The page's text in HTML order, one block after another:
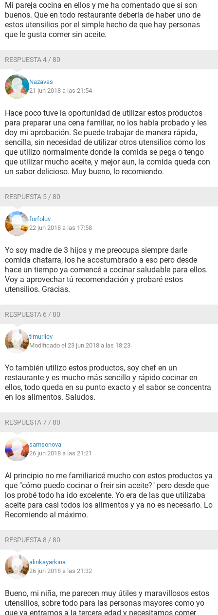
Mi pareja cocina en ellos y me ha comentado que si son
buenos. Que en todo restaurante debería de haber uno de
estos utensilios por el simple hecho de que hay personas
que le gusta comer sin aceite.
RESPUESTA 4 / 80
Nazavas
21 jun 2018 a las 21:54
Hace poco tuve la oportunidad de utilizar estos productos
para preparar una cena familiar, no los había probado y les
doy mi aprobación. Se puede trabajar de manera rápida,
sencilla, sin necesidad de utilizar otros utensilios como los
que utilizo normalmente donde la comida se pega o tengo
que utilizar mucho aceite, y mejor aun, la comida queda con
un sabor delicioso. Muy bueno, lo recomiendo.
RESPUESTA 5 / 80
forfoluv
22 jun 2018 a las 17:58
Yo soy madre de 3 hijos y me preocupa siempre darle
comida chatarra, los he acostumbrado a eso pero desde
hace un tiempo ya comencé a cocinar saludable para ellos.
Voy a aprovechar tú recomendación y probaré estos
utensilios. Gracias.
RESPUESTA 6 / 80
timurliev
Modificado el 23 jun 2018 a las 18:23
Yo también utilizo estos productos, soy chef en un
restaurante y es mucho más sencillo y rápido cocinar en
ellos, todo queda en su punto exacto y el sabor se concentra
en los alimentos. Saludos.
RESPUESTA 7 / 80
samsonova
26 jun 2018 a las 21:21
Al principio no me familiaricé mucho con estos productos ya
que "cómo puedo cocinar o freir sin aceite?" pero desde que
los probé todo ha ido excelente. Yo era de las que utilizaba
aceite para casi todos los alimentos y ya no es necesario. Lo
Recomiendo al máximo.
RESPUESTA 8 / 80
alinkayarkina
26 jun 2018 a las 21:32
Bueno, mi niña, me parecen muy útiles y maravillosos estos
utensilios, sobre todo para las personas mayores como yo
que ya entramos a la tercera edad y necesitamos comer